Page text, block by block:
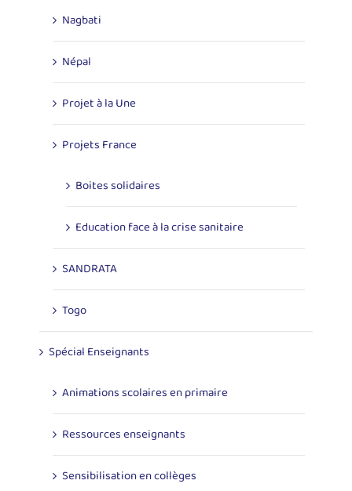
Nagbati
Népal
Projet à la Une
Projets France
Boites solidaires
Education face à la crise sanitaire
SANDRATA
Togo
Spécial Enseignants
Animations scolaires en primaire
Ressources enseignants
Sensibilisation en collèges